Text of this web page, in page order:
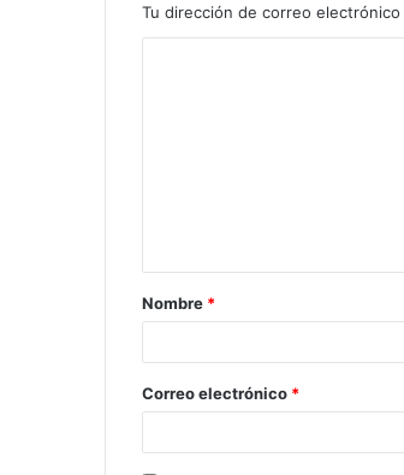
Tu dirección de correo electrónico
Nombre *
Correo electrónico *